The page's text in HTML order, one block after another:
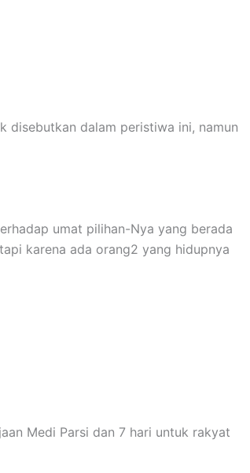
disebutkan dalam peristiwa ini, namun
umat pilihan-Nya yang berada
karena ada orang2 yang hidupnya
Medi Parsi dan 7 hari untuk rakyat